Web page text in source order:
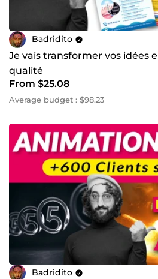
Badridito
Je vais transformer vos idées
qualité
From $25.08
Average budget : $98.23
Badridito